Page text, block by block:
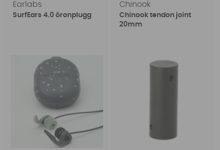
Earlabs
SurfEars 4.0 öronplugg
Chinook
Chinook tendon joint
20mm